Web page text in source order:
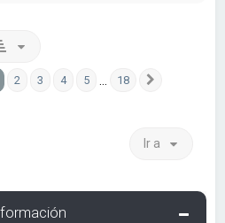
1de 18
2 3 4 5 18
Ir a